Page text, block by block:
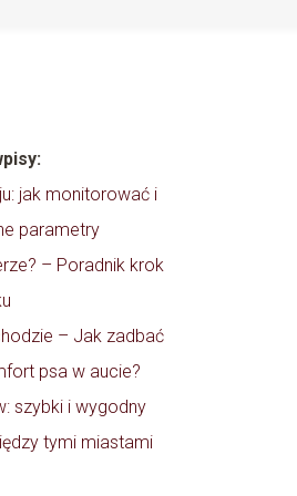
jak monitorować i
parametry
– Poradnik krok
– Jak zadbać
psa w aucie?
szybki i wygodny
tymi miastami